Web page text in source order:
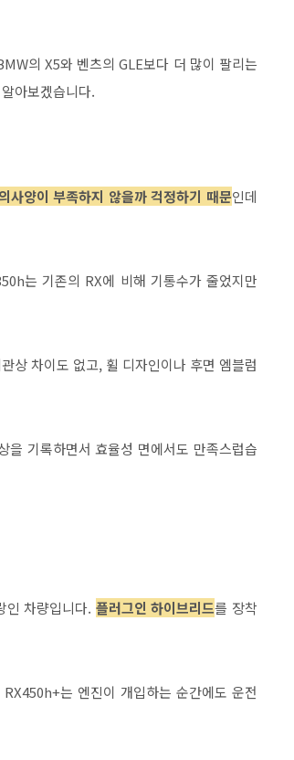
의 X5와 벤츠의 GLE보다 더 많이 팔리는
아보겠습니다.
사양이 부족하지 않을까 걱정하기 때문인데
는 기존의 RX에 비해 기통수가 줄었지만
상 차이도 없고, 휠 디자인이나 후면 엠블럼
기록하면서 효율성 면에서도 만족스럽습
인 차량입니다. 플러그인 하이브리드를 장착
는 엔진이 개입하는 순간에도 운전